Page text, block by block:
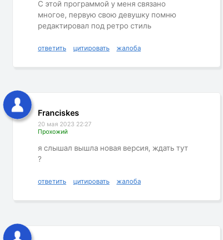
С этой программой у меня связано
многое, первую свою девушку помню
редактировал под ретро стиль
ответить цитировать жалоба
Franciskes
20 мая 2023 22:27
Прохожий
я слышал вышла новая версия, ждать тут
?
ответить цитировать жалоба